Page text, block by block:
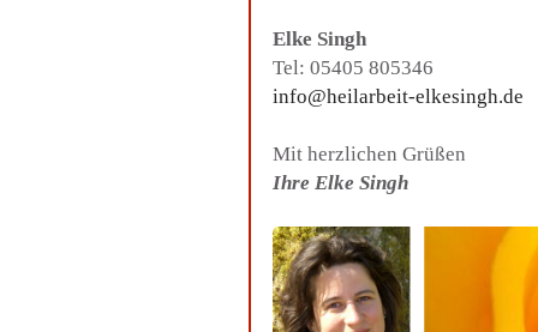
Elke Singh
Tel: 05405 805346
info@heilarbeit-elkesingh.de
Mit herzlichen Grüßen
Ihre Elke Singh